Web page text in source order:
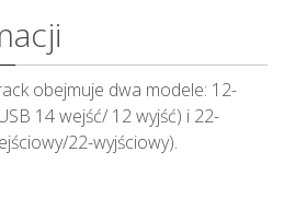
obejmuje dwa modele: 12-
14 wejść/ 12 wyjść) i 22-
22-wyjściowy).